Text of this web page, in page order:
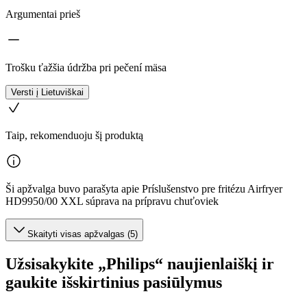
Argumentai prieš
Trošku ťažšia údržba pri pečení mäsa
Versti į Lietuviškai
Taip, rekomenduoju šį produktą
Ši apžvalga buvo parašyta apie Príslušenstvo pre fritézu Airfryer
HD9950/00 XXL súprava na prípravu chuťoviek
Skaityti visas apžvalgas (5)
Užsisakykite „Philips“ naujienlaiškį ir
gaukite išskirtinius pasiūlymus